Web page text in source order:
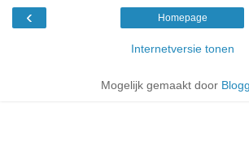
‹ Homepage
Internetversie tonen
Mogelijk gemaakt door